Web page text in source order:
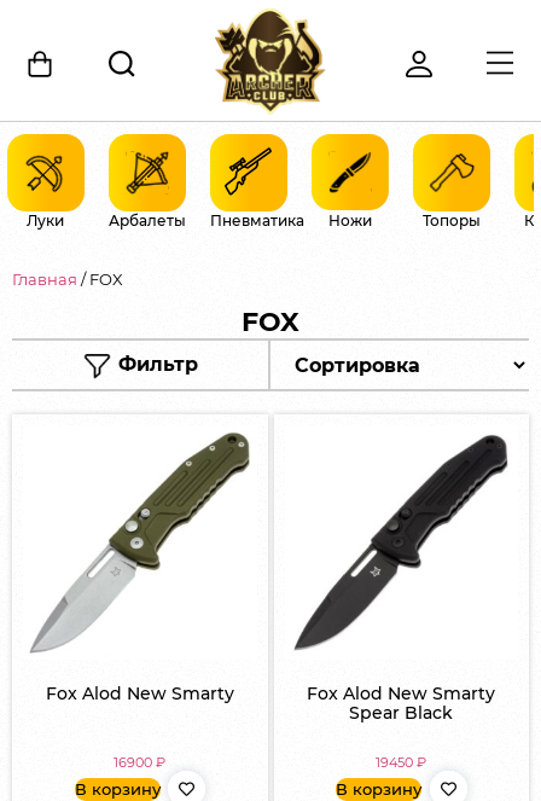
Луки Арбалеты Пневматика Ножи Топоры
Главная / FOX
FOX
Фильтр
Fox Alod New Smarty
16900₽
В корзину
Fox Alod New Smarty
Spear Black
19450₽
В корзину